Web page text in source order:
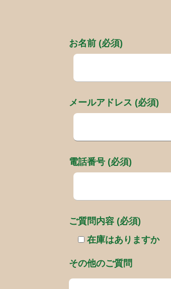
お名前 (必須)
メールアドレス (必須)
電話番号 (必須)
ご質問内容 (必須)
在庫はありますか
その他のご質問